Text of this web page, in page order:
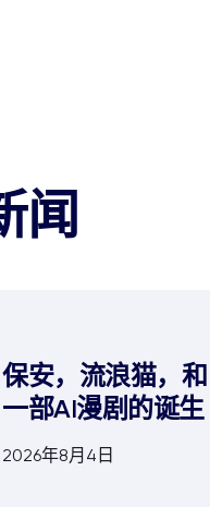
闻
保安，流浪猫，和
一部AI漫剧的诞生
2026年8月4日